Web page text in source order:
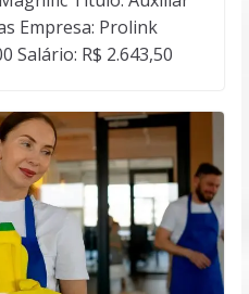
Empresa: Prolink
Salário: R$ 2.643,50